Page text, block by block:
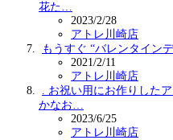
花た…
2023/2/28
アトレ川崎店
もうすぐ “バレンタイン
2021/2/11
アトレ川崎店
. お祝い用にお作りした
かなお…
2023/6/25
アトレ川崎店